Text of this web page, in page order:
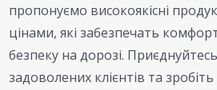
пропонуємо високоякісні
цінами, які забезпечать
безпеку на дорозі.
задоволених клієнтів та зробіть